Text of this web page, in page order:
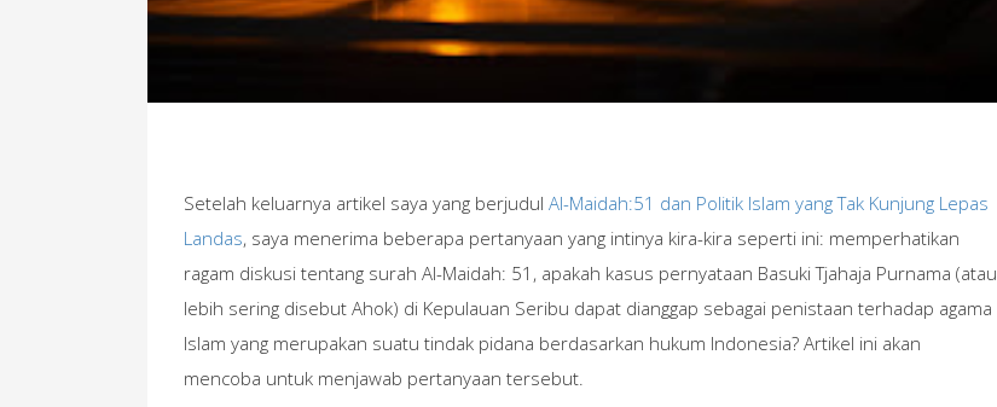
Setelah keluarnya artikel saya yang berjudul Al-Maidah:51 dan Politik Islam yang Tak Kunjung Lepas
Landas, saya menerima beberapa pertanyaan yang intinya kira-kira seperti ini: memperhatikan
ragam diskusi tentang surah Al-Maidah: 51, apakah kasus pernyataan Basuki Tjahaja Purnama (atau
lebih sering disebut Ahok) di Kepulauan Seribu dapat dianggap sebagai penistaan terhadap agama
Islam yang merupakan suatu tindak pidana berdasarkan hukum Indonesia? Artikel ini akan
mencoba untuk menjawab pertanyaan tersebut.